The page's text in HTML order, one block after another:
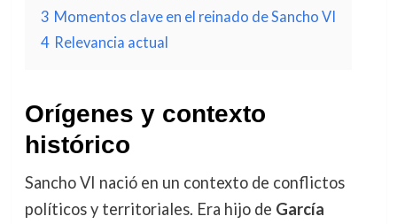
3 Momentos clave en el reinado de Sancho VI
4 Relevancia actual
Orígenes y contexto
histórico
Sancho VI nació en un contexto de conflictos
políticos y territoriales. Era hijo de García